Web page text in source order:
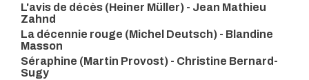
L'avis de décès (Heiner Müller) - Jean Mathieu
Zahnd
La décennie rouge (Michel Deutsch) - Blandine
Masson
Séraphine (Martin Provost) - Christine Bernard-
Sugy